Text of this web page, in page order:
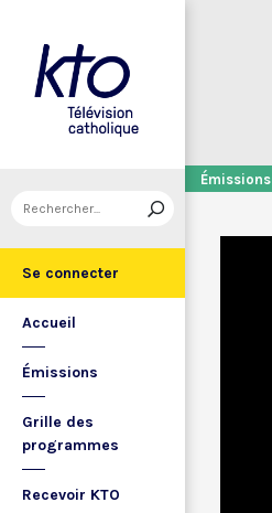
Se connecter
Accueil
Émissions
Grille des
programmes
Recevoir KTO
Émissions